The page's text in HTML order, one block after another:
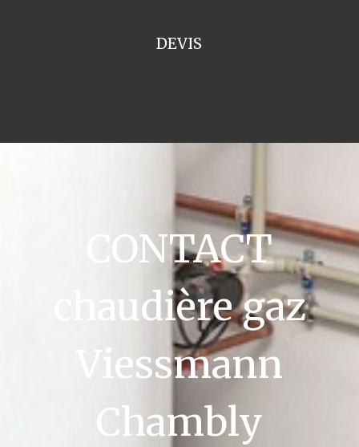
DEVIS
CONTACT
chaudière gaz
Viessmann
Chambly